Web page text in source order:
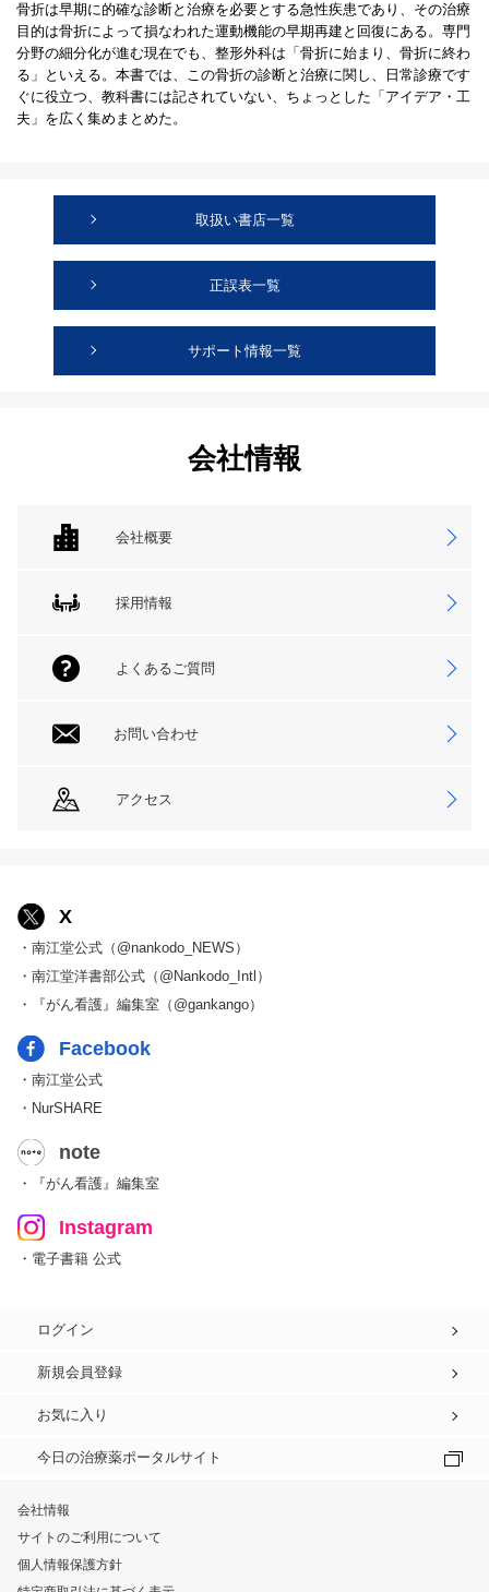
骨折は早期に的確な診断と治療を必要とする急性疾患であり、その治療
目的は骨折によって損なわれた運動機能の早期再建と回復にある。専門
分野の細分化が進む現在でも、整形外科は「骨折に始まり、骨折に終わ
る」といえる。本書では、この骨折の診断と治療に関し、日常診療です
ぐに役立つ、教科書には記されていない、ちょっとした「アイデア・工
夫」を広く集めまとめた。
取扱い書店一覧
正誤表一覧
サポート情報一覧
会社情報
会社概要
採用情報
よくあるご質問
お問い合わせ
アクセス
X
・南江堂公式（@nankodo_NEWS）
・南江堂洋書部公式（@Nankodo_Intl）
・『がん看護』編集室（@gankango）
Facebook
・南江堂公式
・NurSHARE
note
・『がん看護』編集室
Instagram
・電子書籍 公式
ログイン
新規会員登録
お気に入り
今日の治療薬ポータルサイト
会社情報
サイトのご利用について
個人情報保護方針